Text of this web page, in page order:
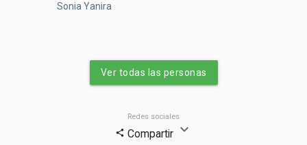
Sonia Yanira
Ver todas las personas
Redes sociales
share Compartir expand_more